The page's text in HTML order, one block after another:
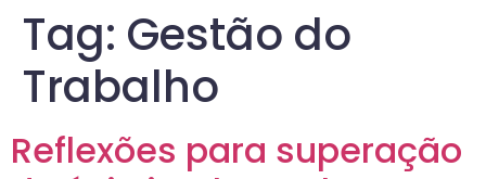
Tag: Gestão do
Trabalho
Reflexões para superação